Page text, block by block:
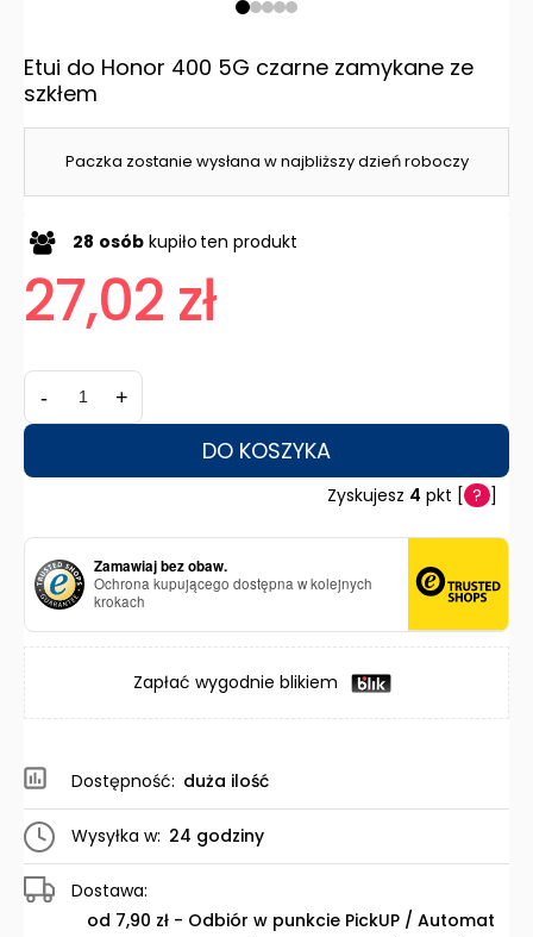
Paczka zostanie wysłana w najbliższy dzień roboczy
Etui do Honor 400 5G czarne zamykane ze
szkłem
28 osób kupiło ten produkt
27,02 zł
- +
DO KOSZYKA
Zyskujesz 4 pkt [ ? ]
Zamawiaj bez obaw.
Ochrona kupującego dostępna w kolejnych
krokach
Zapłać wygodnie blikiem
Dostępność: duża ilość
Wysyłka w: 24 godziny
Dostawa:
od 7,90 zł - Odbiór w punkcie PickUP / Automat